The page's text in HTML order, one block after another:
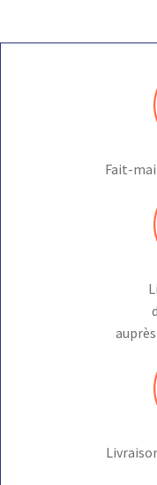
Fait-